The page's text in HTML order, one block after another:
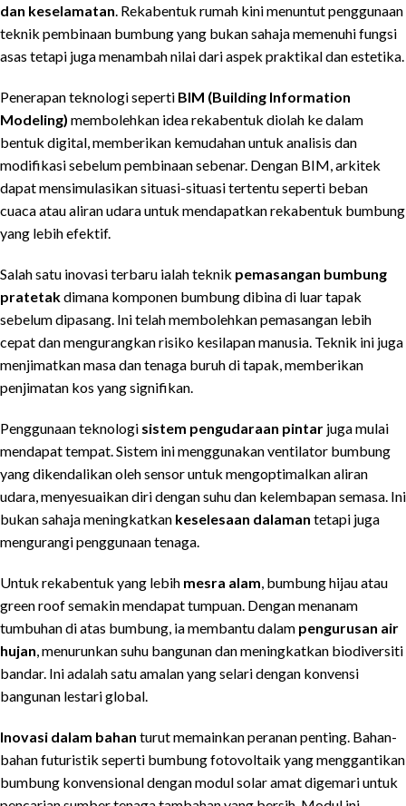
dan keselamatan . Rekabentuk rumah kini menuntut penggunaan
teknik pembinaan bumbung yang bukan sahaja memenuhi fungsi
asas tetapi juga menambah nilai dari aspek praktikal dan estetika.
Penerapan teknologi seperti BIM (Building Information
Modeling) membolehkan idea rekabentuk diolah ke dalam
bentuk digital, memberikan kemudahan untuk analisis dan
modifikasi sebelum pembinaan sebenar. Dengan BIM, arkitek
dapat mensimulasikan situasi-situasi tertentu seperti beban
cuaca atau aliran udara untuk mendapatkan rekabentuk bumbung
yang lebih efektif.
Salah satu inovasi terbaru ialah teknik pemasangan bumbung
pratetakdimana komponen bumbung dibina di luar tapak
sebelum dipasang. Ini telah membolehkan pemasangan lebih
cepat dan mengurangkan risiko kesilapan manusia. Teknik ini juga
menjimatkan masa dan tenaga buruh di tapak, memberikan
penjimatan kos yang signifikan.
Penggunaan teknologi sistem pengudaraan pintar juga mulai
mendapat tempat. Sistem ini menggunakan ventilator bumbung
yang dikendalikan oleh sensor untuk mengoptimalkan aliran
udara, menyesuaikan diri dengan suhu dan kelembapan semasa. Ini
bukan sahaja meningkatkan keselesaan dalaman tetapi juga
mengurangi penggunaan tenaga.
Untuk rekabentuk yang lebih mesra alam , bumbung hijau atau
green roof semakin mendapat tumpuan. Dengan menanam
tumbuhan di atas bumbung, ia membantu dalam pengurusan air
hujan , menurunkan suhu bangunan dan meningkatkan biodiversiti
bandar. Ini adalah satu amalan yang selari dengan konvensi
bangunan lestari global.
Inovasi dalam bahan turut memainkan peranan penting. Bahan-
bahan futuristik seperti bumbung fotovoltaik yang menggantikan
bumbung konvensional dengan modul solar amat digemari untuk